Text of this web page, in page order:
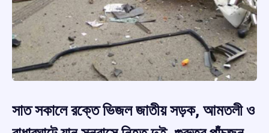
সাত সকালে রক্তে ভিজল জাতীয় সড়ক, আমতলী ও